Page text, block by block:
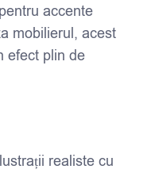
accente
mobilierul, acest
efect plin de
realiste cu